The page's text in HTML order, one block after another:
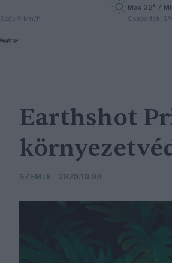
Szél: 9 km/h
Max 32° /
Csapadék:
Earthshot
SZEMLE 2020.10.08